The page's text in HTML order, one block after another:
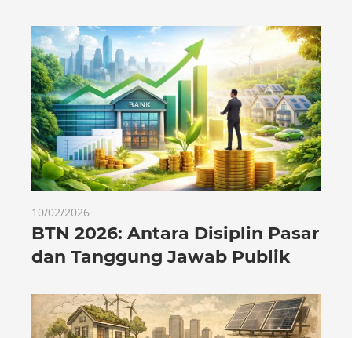
10/02/2026
BTN 2026: Antara Disiplin Pasar
dan Tanggung Jawab Publik